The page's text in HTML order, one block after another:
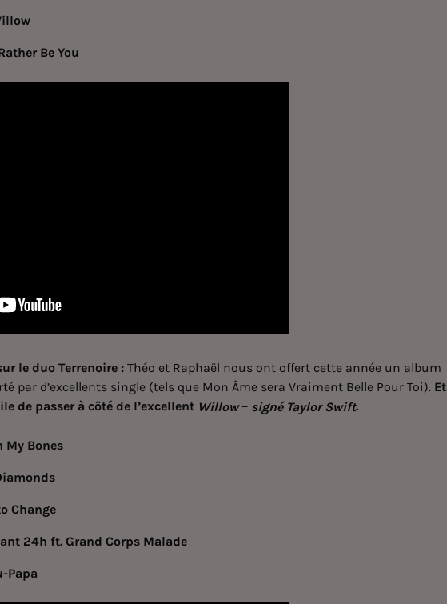
Be You
le duo Terrenoire : Théo et Raphaël nous ont offert cette année un album
par d’excellents single (tels que Mon Âme sera Vraiment Belle Pour Toi). Et
de passer à côté de l’excellent Willow– signé Taylor Swift.
My Bones
Change
24h ft. Grand Corps Malade
Papa